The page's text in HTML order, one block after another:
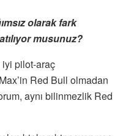
olarak fark
musunuz?
pilot-araç
Red Bull olmadan
aynı bilinmezlik Red